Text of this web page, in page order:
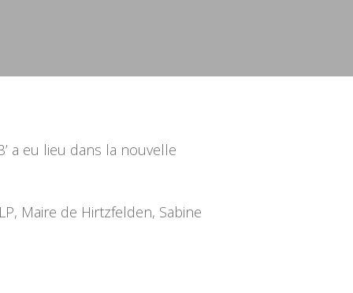
a eu lieu dans la nouvelle
Maire de Hirtzfelden, Sabine